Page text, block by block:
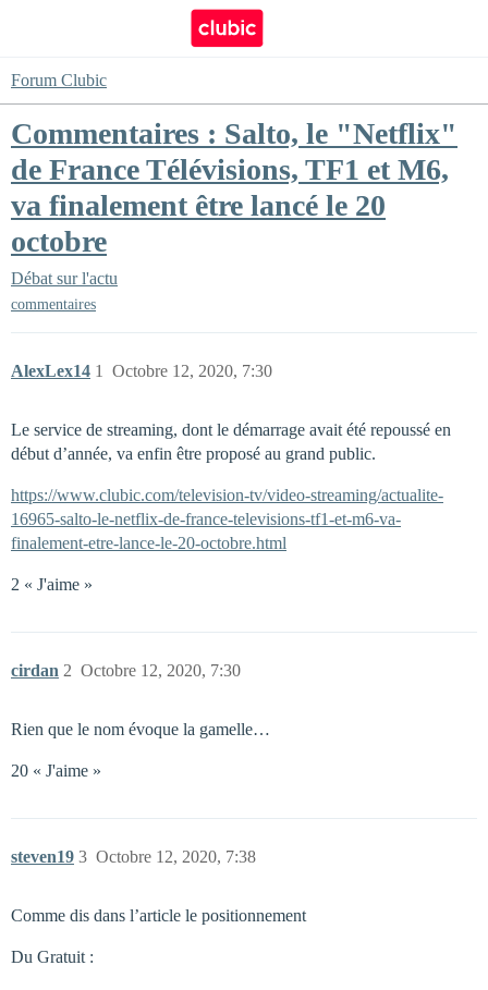
Forum Clubic
Commentaires : Salto, le "Netflix"
de France Télévisions, TF1 et M6,
va finalement être lancé le 20
octobre
Débat sur l'actu
commentaires
AlexLex14 Octobre 12, 2020, 7:30
1
Le service de streaming, dont le démarrage avait été repoussé en
début d’année, va enfin être proposé au grand public.
https://www.clubic.com/television-tv/video-streaming/actualite-
16965-salto-le-netflix-de-france-televisions-tf1-et-m6-va-
finalement-etre-lance-le-20-octobre.html
2 « J'aime »
cirdan Octobre 12, 2020, 7:30
2
Rien que le nom évoque la gamelle…
20 « J'aime »
steven19 Octobre 12, 2020, 7:38
3
Comme dis dans l’article le positionnement
Du Gratuit :